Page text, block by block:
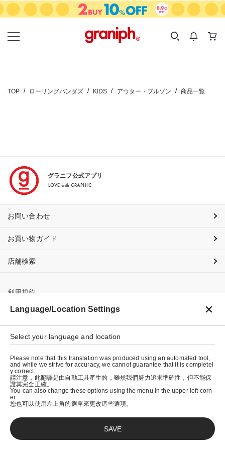
カテゴリーから探す
KIDS
カテゴリ
サイズ
TOP ローリングパンダズ KIDS アウター・ブルゾン 商品一覧
グラニフ公式アプリ
LOVE with GRAPHIC
お問い合わせ
お買い物ガイド
店舗検索
利用規約
プライバシーポリシー
特定商取引法に基づく表示
会社概要
© graniph inc.
Language/Location Settings
Select your language and location
Please note that this translation was produced using an automated tool,
and while we strive for accuracy, we cannot guarantee that it is completel
y correct.
請注意，此翻譯是由自動工具產生的，雖然我們努力追求準確性，但不能保
證其完全正確。
You can also change these options using the menu in the upper left corn
er.
您也可以使用左上角的選單來更改這些選項。
SAVE